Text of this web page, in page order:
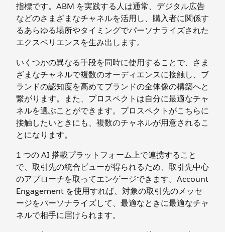
指標です。ABM を実践する人は通常、デジタル広告
などのさまざまなチャネルを活用し、購入者に関係す
るあらゆる場所やタイミングでパーソナライズされた
エクスペリエンスを生み出します。
いくつかの異なる手段を同時に使用することで、さま
ざまなチャネルで複数のオーディエンスに接触し、ブ
ランドの認知度を高めてブランドの全体像の構築へと
繋がります。また、プロスペクトは自分に最適なチャ
ネルを選ぶことができます。プロスペクトがこちらに
接触したいときにも、複数のチャネルが用意されるこ
とになります。
1 つの AI 搭載プラットフォーム上で連携すること
で、取引先の統合ビューが得られるため、取引先中心
のアプローチを取ってエンゲージできます。Account
Engagement を使用すれば、対象の取引先のメッセ
ージをパーソナライズして、最適なときに最適なチャ
ネルで相手に届けられます。